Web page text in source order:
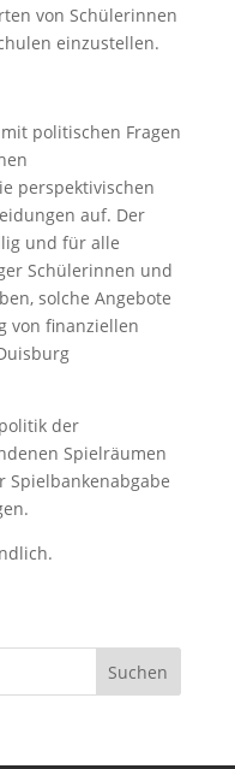
von Schülerinnen
einzustellen.
politischen Fragen
perspektivischen
auf. Der
und für alle
Schülerinnen und
solche Angebote
von finanziellen
der
Spielräumen